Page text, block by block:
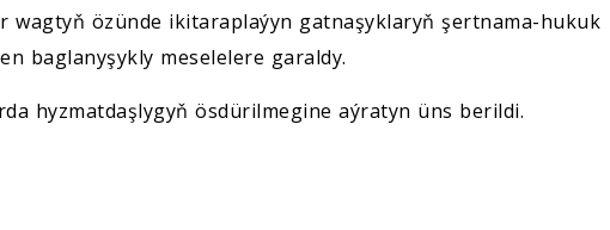
wagtyň özünde ikitaraplaýyn gatnaşyklaryň şertnama-hukuk
baglanyşykly meselelere garaldy.
hyzmatdaşlygyň ösdürilmegine aýratyn üns berildi.